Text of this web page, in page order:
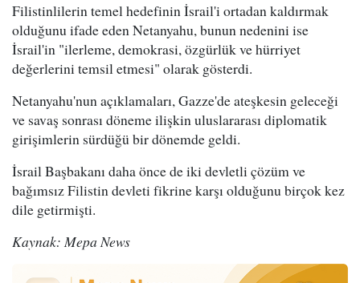
Filistinlilerin temel hedefinin İsrail'i ortadan kaldırmak
olduğunu ifade eden Netanyahu, bunun nedenini ise
İsrail'in "ilerleme, demokrasi, özgürlük ve hürriyet
değerlerini temsil etmesi" olarak gösterdi.
Netanyahu'nun açıklamaları, Gazze'de ateşkesin geleceği
ve savaş sonrası döneme ilişkin uluslararası diplomatik
girişimlerin sürdüğü bir dönemde geldi.
İsrail Başbakanı daha önce de iki devletli çözüm ve
bağımsız Filistin devleti fikrine karşı olduğunu birçok kez
dile getirmişti.
Kaynak: Mepa News